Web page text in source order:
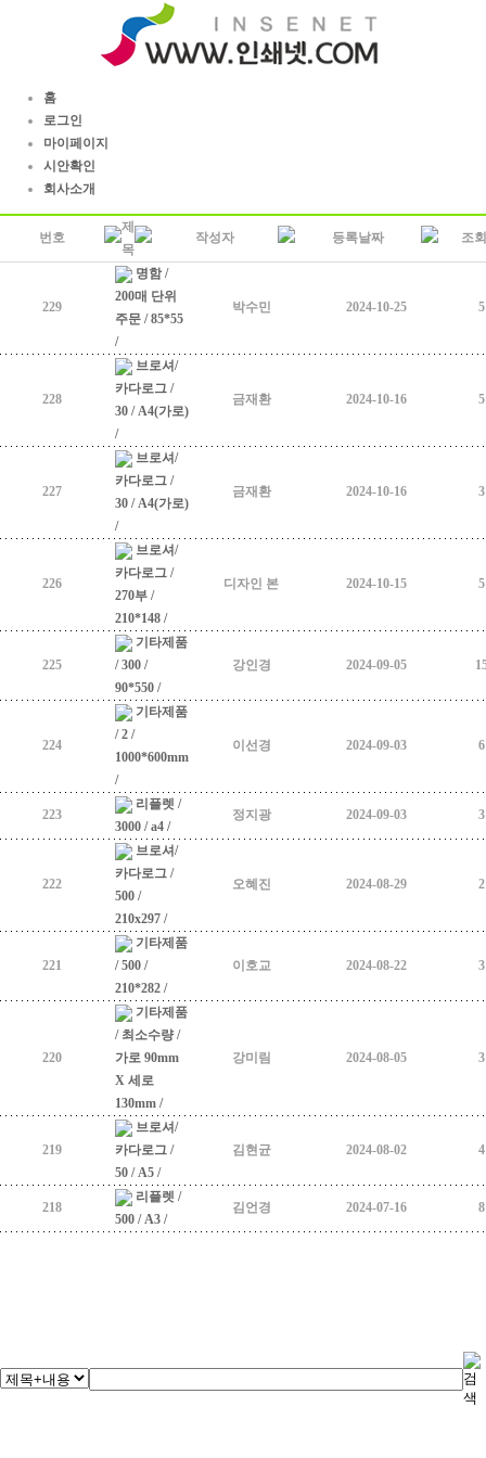
홈
로그인
마이페이지
시안확인
회사소개
번호
제
목
작성자 등록날짜 조
229
명함 /
200매 단위
주문 / 85*55
/
박수민 2024-10-25 5
228
브로셔/
카다로그 /
30 / A4(가로)
/
금재환 2024-10-16 5
227
브로셔/
카다로그 /
30 / A4(가로)
/
금재환 2024-10-16 3
226
브로셔/
카다로그 /
270부 /
210*148 /
디자인 본 2024-10-15 5
225
기타제품
/ 300 /
90*550 /
강인경 2024-09-05
224
기타제품
/ 2 /
1000*600mm
/
이선경 2024-09-03 6
223
리플렛 /
3000 / a4 /
정지광 2024-09-03 3
222
브로셔/
카다로그 /
500 /
210x297 /
오혜진 2024-08-29 2
221
기타제품
/ 500 /
210*282 /
이호교 2024-08-22 3
220
기타제품
/ 최소수량 /
가로 90mm
X 세로
130mm /
강미림 2024-08-05 3
219
브로셔/
카다로그 /
50 / A5 /
김현균 2024-08-02 4
218
리플렛 /
500 / A3 /
김언경 2024-07-16 8